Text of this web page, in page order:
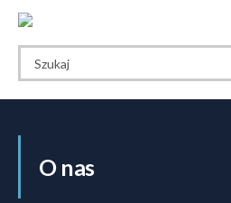
O nas